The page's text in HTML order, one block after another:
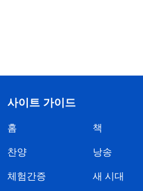
사이트 가이드
홈 책
찬양 낭송
체험간증 새 시대